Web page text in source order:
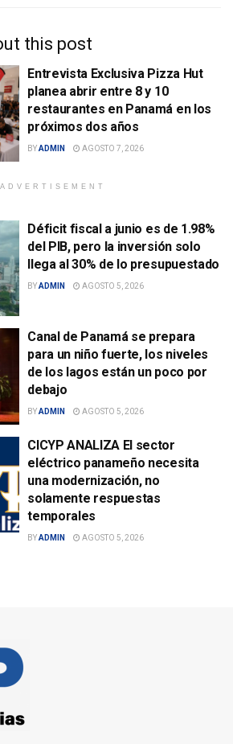
this post
Entrevista Exclusiva Pizza Hut
planea abrir entre 8 y 10
restaurantes en Panamá en los
próximos dos años
BYADMIN AGOSTO 7, 2026
ADVERTISEMENT
Déficit fiscal a junio es de 1.98%
del PIB, pero la inversión solo
llega al 30% de lo presupuestado
BYADMIN AGOSTO 5, 2026
Canal de Panamá se prepara
para un niño fuerte, los niveles
de los lagos están un poco por
debajo
BYADMIN AGOSTO 5, 2026
CICYP ANALIZA El sector
eléctrico panameño necesita
una modernización, no
solamente respuestas
temporales
BYADMIN AGOSTO 5, 2026